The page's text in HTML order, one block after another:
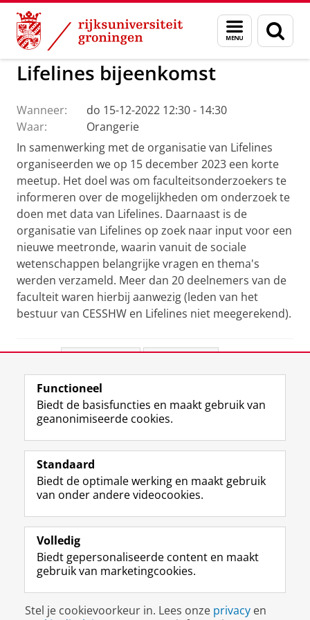
Skip
Content
Skip
Navigation
Menu
en
zoeken
Activiteiten Center of Expertise Social
Lifelines bijeenkomst
Wanneer:
do 15-12-2022 12:30 - 14:30
Waar:
Orangerie
In samenwerking met de organisatie van Lifelines
organiseerden we op 15 december 2023 een korte
meetup. Het doel was om faculteitsonderzoekers te
informeren over de mogelijkheden om onderzoek te
doen met data van Lifelines. Daarnaast is de
organisatie van Lifelines op zoek naar input voor een
nieuwe meetronde, waarin vanuit de sociale
wetenschappen belangrijke vragen en thema's
werden verzameld. Meer dan 20 deelnemers van de
faculteit waren hierbij aanwezig (leden van het
bestuur van CESSHW en Lifelines niet meegerekend).
View this page in:English
Volg de RUG
F
a
e
b
o
p
a
i
n
L
i
k
e
I
-
p
g
i
R
S
-
f
e
R
k
s
I
n
t
r
m
c
c
Y
o
T
e
k
a
a
Studiekiezers
Alumni
Over ons
Disclaimer & Copyright
Functioneel
Biedt de basisfuncties en maakt gebruik van
geanonimiseerde cookies.
Standaard
Biedt de optimale werking en maakt gebruik
van onder andere videocookies.
Volledig
Biedt gepersonaliseerde content en maakt
gebruik van marketingcookies.
Stel je cookievoorkeur in. Lees onze privacy en